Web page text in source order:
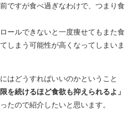
ですが食べ過ぎなわけで、つまり食
ールできないと一度痩せてもまた食
しまう可能性が高くなってしまいま
はどうすればいいのかということ
を続けるほど食欲も抑えられるよ」
たので紹介したいと思います。